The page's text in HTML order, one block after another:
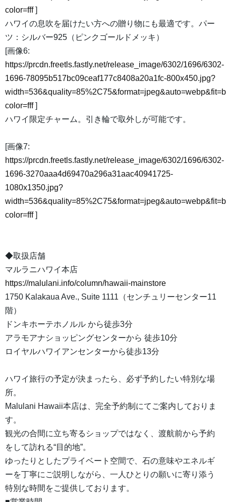
color=fff]
ハワイの息吹を届けたい方への贈り物にも最適です。パー
ツ：シルバー925（ピンクゴールドメッキ）
[画像6:
https://prcdn.freetls.fastly.net/release_image/6302/1696/6302-
1696-78095b517bc09ceaf177c8408a20a1fc-800x450.jpg?
color=fff]
ハワイ限定チャーム。引き輪で取外しが可能です。
[画像7:
https://prcdn.freetls.fastly.net/release_image/6302/1696/6302-
1696-3270aaa4d69470a296a31aac40941725-
1080x1350.jpg?
color=fff]
◆取扱店舗
マルラニハワイ本店
https://malulani.info/column/hawaii-mainstore
1750 Kalakaua Ave., Suite 1111（センチュリーセンター11
階）
ドンキホーテホノルル から徒歩3分
アラモアナショッピングセンターから 徒歩10分
ロイヤルハワイアンセンターから徒歩13分
ハワイ旅行の予定が決まったら、必ず予約したい特別な場
所。
Malulani Hawaii本店は、完全予約制にてご案内しておりま
す。
観光の合間に立ち寄るショップではなく、渡航前から予約
をして訪れる“目的地”。
ゆったりとしたプライベート空間で、石の意味やエネルギ
ーを丁寧にご説明しながら、一人ひとりの願いに寄り添う
特別な時間をご提供しております。